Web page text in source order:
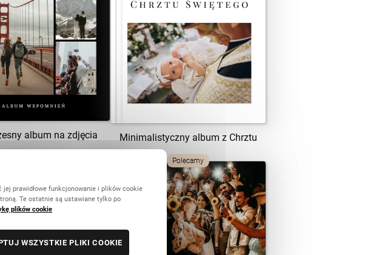
album na zdjęcia
SZABLON
Minimalistyczny album z Chrztu
ZOBACZ SZABLON
SZABLON
Polecamy
ZOBACZ SZABLON
jej prawidłowe funkcjonowanie i plików cookie
Te ostatnie są ustawiane tylko po
plików cookie
WSZYSTKIE PLIKI COOKIE